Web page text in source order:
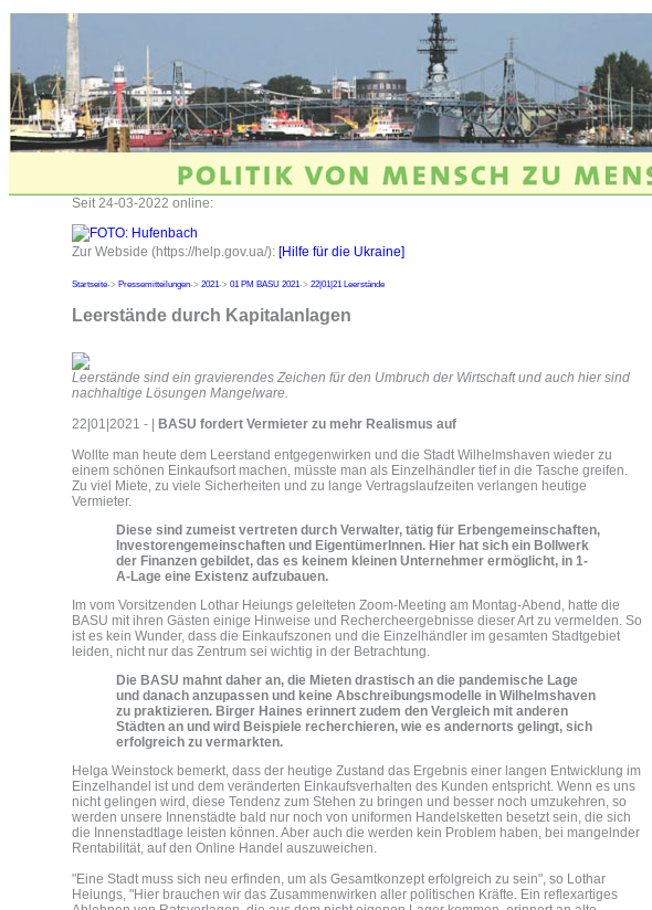
Seit 24-03-2022 online:
Zur Webside (https://help.gov.ua/): [Hilfe für die Ukraine]
Startseite-> Pressemitteilungen-> 2021-> 01 PM BASU 2021-> 22|01|21 Leerstände
Leerstände durch Kapitalanlagen
Leerstände sind ein gravierendes Zeichen für den Umbruch der Wirtschaft und auch hier sind
nachhaltige Lösungen Mangelware.
22|01|2021 - |
BASU fordert Vermieter zu mehr Realismus auf
Wollte man heute dem Leerstand entgegenwirken und die Stadt Wilhelmshaven wieder zu
einem schönen Einkaufsort machen, müsste man als Einzelhändler tief in die Tasche greifen.
Zu viel Miete, zu viele Sicherheiten und zu lange Vertragslaufzeiten verlangen heutige
Vermieter.
Diese sind zumeist vertreten durch Verwalter, tätig für Erbengemeinschaften,
Investorengemeinschaften und EigentümerInnen. Hier hat sich ein Bollwerk
der Finanzen gebildet, das es keinem kleinen Unternehmer ermöglicht, in 1-
A-Lage eine Existenz aufzubauen.
Im vom Vorsitzenden Lothar Heiungs geleiteten Zoom-Meeting am Montag-Abend, hatte die
BASU mit ihren Gästen einige Hinweise und Rechercheergebnisse dieser Art zu vermelden. So
ist es kein Wunder, dass die Einkaufszonen und die Einzelhändler im gesamten Stadtgebiet
leiden, nicht nur das Zentrum sei wichtig in der Betrachtung.
Die BASU mahnt daher an, die Mieten drastisch an die pandemische Lage
und danach anzupassen und keine Abschreibungsmodelle in Wilhelmshaven
zu praktizieren. Birger Haines erinnert zudem den Vergleich mit anderen
Städten an und wird Beispiele recherchieren, wie es andernorts gelingt, sich
erfolgreich zu vermarkten.
Helga Weinstock bemerkt, dass der heutige Zustand das Ergebnis einer langen Entwicklung im
Einzelhandel ist und dem veränderten Einkaufsverhalten des Kunden entspricht. Wenn es uns
nicht gelingen wird, diese Tendenz zum Stehen zu bringen und besser noch umzukehren, so
werden unsere Innenstädte bald nur noch von uniformen Handelsketten besetzt sein, die sich
die Innenstadtlage leisten können. Aber auch die werden kein Problem haben, bei mangelnder
Rentabilität, auf den Online Handel auszuweichen.
"Eine Stadt muss sich neu erfinden, um als Gesamtkonzept erfolgreich zu sein", so Lothar
Heiungs, "Hier brauchen wir das Zusammenwirken aller politischen Kräfte. Ein reflexartiges